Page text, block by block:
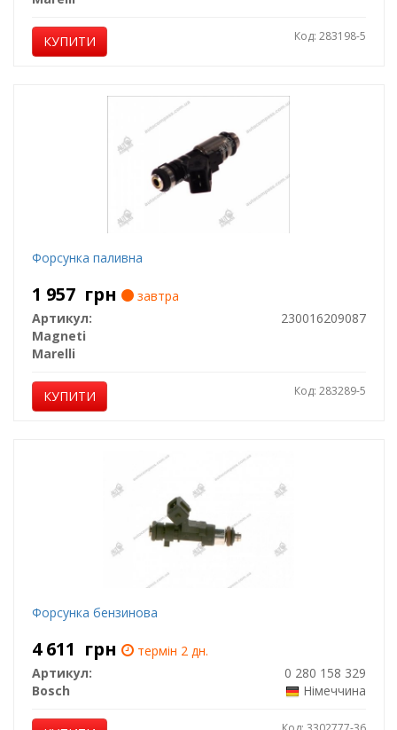
КУПИТИ Код: 283198-5
Форсунка паливна
1 957 грн
завтра
Артикул:
230016209087
Magneti
Marelli
КУПИТИ Код: 283289-5
Форсунка бензинова
4 611 грн
термін 2 дн.
Артикул:
0 280 158 329
Bosch
Німеччина